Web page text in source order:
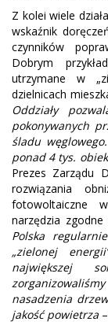
Z kolei wiele
wskaźnik
czynników
Dobrym
utrzymane w
dzielnicach
Oddziały
pokonywanych
śladu
ponad 4 tys.
Prezes Zarządu
rozwiązania
fotowoltaiczne
narzędzia
Polska
„zielonej
największej
nasadzenia
jakość powietrza